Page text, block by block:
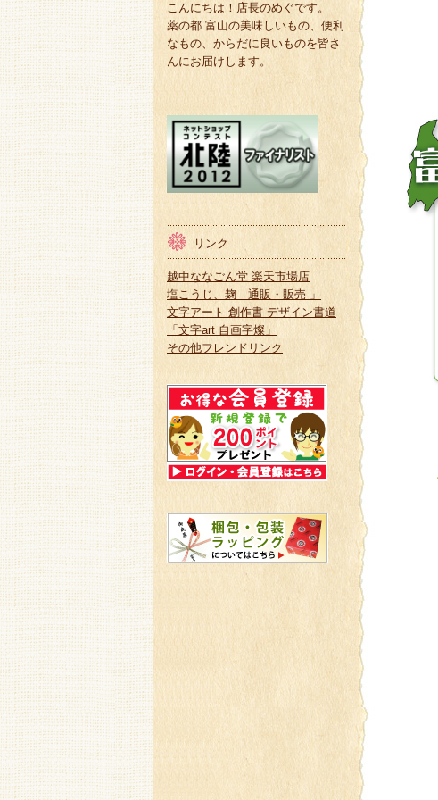
こんにちは！店長のめぐです。
薬の都 富山の美味しいもの、便利
なもの、からだに良いものを皆さ
んにお届けします。
リンク
越中ななごん堂 楽天市場店
塩こうじ、麹 通販・販売 」
文字アート 創作書 デザイン書道
「文字art 自画字燦」
その他フレンドリンク